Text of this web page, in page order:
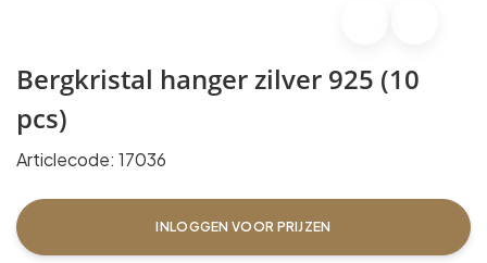
Bergkristal hanger zilver 925 (10
pcs)
Articlecode: 17036
INLOGGEN VOOR PRIJZEN